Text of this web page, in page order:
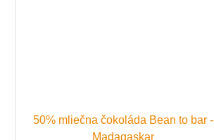
50% mliečna čokoláda Bean to bar -
Madagaskar